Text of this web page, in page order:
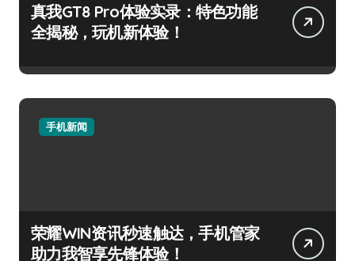
真我GT8 Pro体验实录：特色功能
全揭秘，玩机新体验！
手机新闻
荣耀WIN资讯秒速触达，手机管家
助力我智享先锋体验！